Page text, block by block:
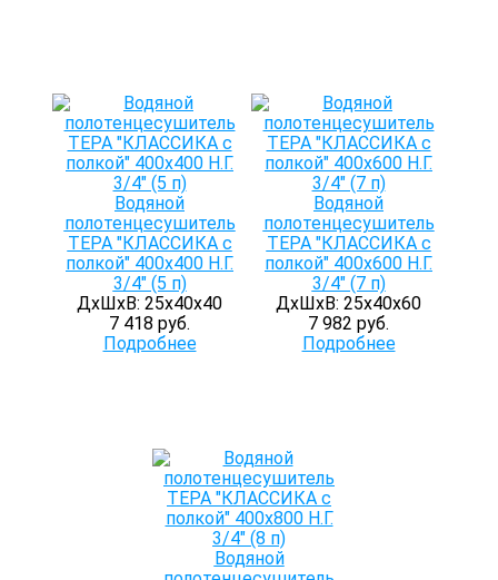
Водяной
полотенцесушитель
ТЕРА "КЛАССИКА с
полкой" 400х400 Н.Г.
3/4" (5 п)
ДхШхВ: 25х40х40
7 418 руб.
Подробнее
Водяной
полотенцесушитель
ТЕРА "КЛАССИКА с
полкой" 400х600 Н.Г.
3/4" (7 п)
ДхШхВ: 25х40х60
7 982 руб.
Подробнее
Водяной